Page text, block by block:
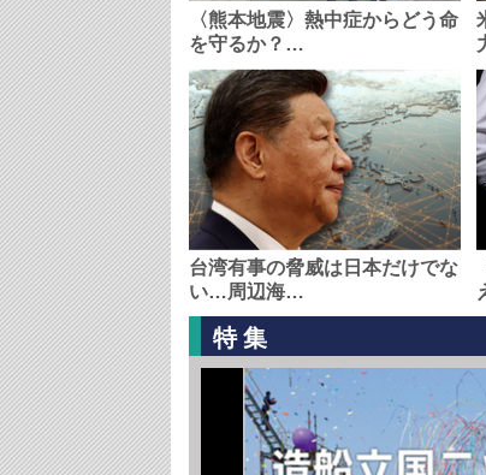
〈熊本地震〉熱中症からどう命
を守るか？…
台湾有事の脅威は日本だけでな
い…周辺海…
特集